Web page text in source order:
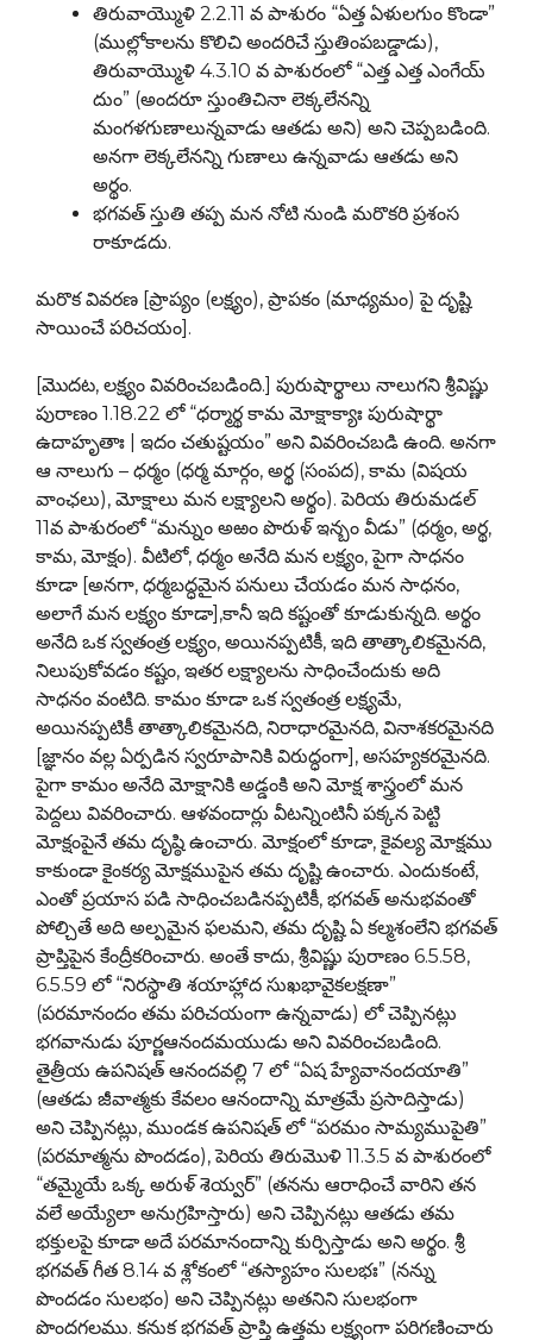
తిరువాయ్మొళి 2.2.11 వ పాశురం “ఏత్త ఏళులగుం కొండా”
(ముల్లోకాలను కొలిచి అందరిచే స్తుతింపబడ్డాడు),
తిరువాయ్మొళి 4.3.10 వ పాశురంలో “ఎత్త ఎత్త ఎంగేయ్‌
దుం” (అందరూ స్తుంతిచినా లెక్కలేనన్ని
మంగళగుణాలున్నవాడు ఆతడు అని) అని చెప్పబడింది.
అనగా లెక్కలేనన్ని గుణాలు ఉన్నవాడు ఆతడు అని
అర్థం.
భగవత్ స్తుతి తప్ప మన నోటి నుండి మరొకరి ప్రశంస
రాకూడదు.
మరొక వివరణ [ప్రాప్యం (లక్ష్యం), ప్రాపకం (మాధ్యమం) పై దృష్టి
సాయించే పరిచయం].
[మొదట, లక్ష్యం వివరించబడింది.] పురుషార్థాలు నాలుగని శ్రీవిష్ణు
పురాణం 1.18.22 లో “ధర్మార్థ కామ మోక్షాక్యాః పురుషార్థా
ఉదాహృతాః | ఇదం చతుష్టయం” అని వివరించబడి ఉంది. అనగా
ఆ నాలుగు – ధర్మం (ధర్మ మార్గం, అర్థ (సంపద), కామ (విషయ
వాంఛలు), మోక్షాలు మన లక్ష్యాలని అర్థం). పెరియ తిరుమడల్
11వ పాశురంలో “మన్నుం అఱం పొరుళ్ ఇన్బం వీడు” (ధర్మం, అర్థ,
కామ, మోక్షం). వీటిలో, ధర్మం అనేది మన లక్ష్యం, పైగా సాధనం
కూడా [అనగా, ధర్మబద్ధమైన పనులు చేయడం మన సాధనం,
అలాగే మన లక్ష్యం కూడా],కానీ ఇది కష్టంతో కూడుకున్నది. అర్థం
అనేది ఒక స్వతంత్ర లక్ష్యం, అయినప్పటికీ, ఇది తాత్కాలికమైనది,
నిలుపుకోవడం కష్టం, ఇతర లక్ష్యాలను సాధించేందుకు అది
సాధనం వంటిది. కామం కూడా ఒక స్వతంత్ర లక్ష్యమే,
అయినప్పటికీ తాత్కాలికమైనది, నిరాధారమైనది, వినాశకరమైనది
[జ్ఞానం వల్ల ఏర్పడిన స్వరూపానికి విరుద్ధంగా], అసహ్యకరమైనది.
పైగా కామం అనేది మోక్షానికి అడ్డంకి అని మోక్ష శాస్త్రంలో మన
పెద్దలు వివరించారు. ఆళవందార్లు వీటన్నింటినీ పక్కన పెట్టి
మోక్షంపైనే తమ దృష్ఠి ఉంచారు. మోక్షంలో కూడా, కైవల్య మోక్షము
కాకుండా కైంకర్య మోక్షముపైన తమ దృష్టి ఉంచారు. ఎందుకంటే,
ఎంతో ప్రయాస పడి సాధించబడినప్పటికీ, భగవత్ అనుభవంతో
పోల్చితే అది అల్పమైన ఫలమని, తమ దృష్టి ఏ కల్మశంలేని భగవత్
ప్రాప్తిపైన కేంద్రీకరించారు. అంతే కాదు, శ్రీవిష్ణు పురాణం 6.5.58,
6.5.59 లో “నిరస్థాతి శయాహ్లాద సుఖభావైకలక్షణా”
(పరమానందం తమ పరిచయంగా ఉన్నవాడు) లో చెప్పినట్లు
భగవానుడు పూర్ణఆనందమయుడు అని వివరించబడింది.
తైత్రీయ ఉపనిషత్ ఆనందవల్లి 7 లో “ఏష హ్యేవానందయాతి”
(ఆతడు జీవాత్మకు కేవలం ఆనందాన్ని మాత్రమే ప్రసాదిస్తాడు)
అని చెప్పినట్లు, ముండక ఉపనిషత్ లో “పరమం సామ్యముపైతి”
(పరమాత్మను పొందడం), పెరియ తిరుమొళి 11.3.5 వ పాశురంలో
“తమ్మైయే ఒక్క అరుళ్ శెయ్వర్” (తనను ఆరాధించే వారిని తన
వలే అయ్యేలా అనుగ్రహిస్తారు) అని చెప్పినట్లు ఆతడు తమ
భక్తులపై కూడా అదే పరమానందాన్ని కుర్పిస్తాడు అని అర్థం. శ్రీ
భగవత్ గీత 8.14 వ శ్లోకంలో “తస్యాహం సులభః” (నన్ను
పొందడం సులభం) అని చెప్పినట్లు అతనిని సులభంగా
పొందగలము. కనుక భగవత్ ప్రాప్తి ఉత్తమ లక్ష్యంగా పరిగణించారు